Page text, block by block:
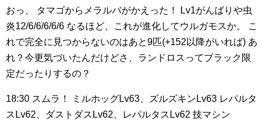
おっ、
タマゴからメラルバがかえった！
Lv1がんばりや虫
炎12/6/6/6/6/6 なるほど、これが進化してウルガモスか。
こ
れで完全に見つからないのはあと9匹(+152以降がいれば) あ
れ？今更気づいたんだけどさ、ランドロスってブラック限
定だったりするの？
18:30 スムラ！ ミルホッグLv63、ズルズキンLv63 レパルタ
スLv62、ダストダスLv62、レパルタスLv62 技マシン